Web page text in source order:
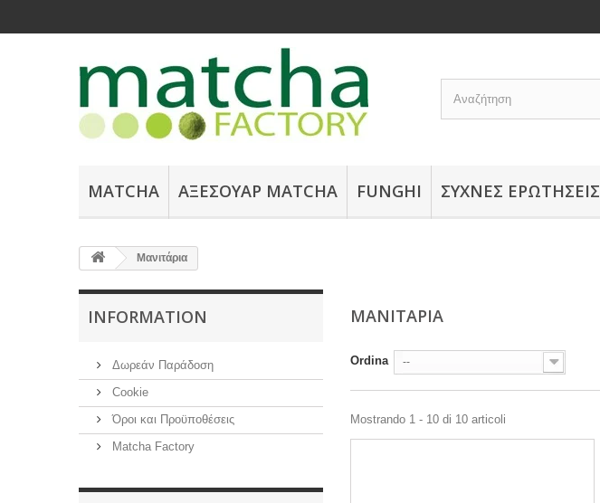
MATCHA ΑΞΕΣΟΥΆΡ ΜATCHA FUNGHI ΣΥΧΝΈΣ ΕΡΩΤΉΣΕΙΣ
Μανιτάρια
INFORMATION
Δωρεάν Παράδοση
Cookie
Όροι και Προϋποθέσεις
Matcha Factory
ΜΑΝΙΤΆΡΙΑ
Ordina --
Mostrando 1 - 10 di 10 articoli